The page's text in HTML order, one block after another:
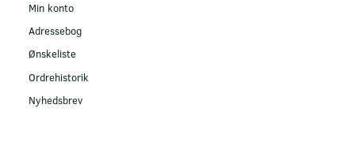
Min konto
Adressebog
Ønskeliste
Ordrehistorik
Nyhedsbrev